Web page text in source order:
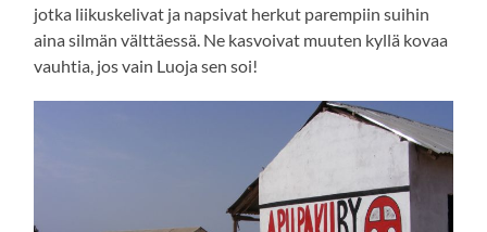
jotka liikuskelivat ja napsivat herkut parempiin suihin
aina silmän välttäessä. Ne kasvoivat muuten kyllä kovaa
vauhtia, jos vain Luoja sen soi!